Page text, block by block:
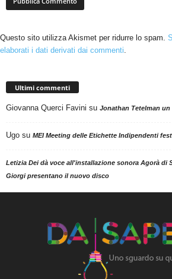
Questo sito utilizza Akismet per ridurre lo spam.
elaborati i dati derivati dai commenti.
Ultimi commenti
Giovanna Querci Favini su Jonathan Tetelman
Ugo su MEI Meeting delle Etichette Indipendenti
Letizia Dei dà voce all'installazione sonora Agorà di
Giorgi presentano il nuovo disco